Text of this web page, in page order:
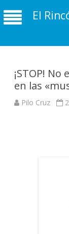
El
¡STOP!
en las
Pilo Cruz